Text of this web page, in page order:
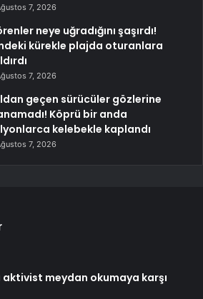
7, 2026
neye uğradığını şaşırdı!
kürekle plajda oturanlara
7, 2026
geçen sürücüler gözlerine
Köprü bir anda
kelebekle kaplandı
7, 2026
aktivist meydan okumaya karşı